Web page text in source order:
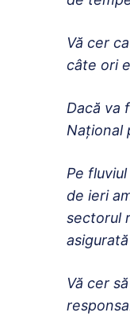
Vă cer
câte ori
Dacă va
Național
Pe
de ieri
sectorul
Vă cer